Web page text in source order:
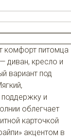
комфорт питомца
диван, кресло и
вариант под
поддержку и
облегчает
карточкой
акцентом в